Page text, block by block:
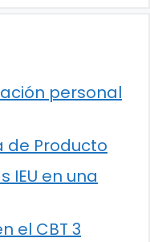
personal
de Producto
IEU en una
el CBT 3